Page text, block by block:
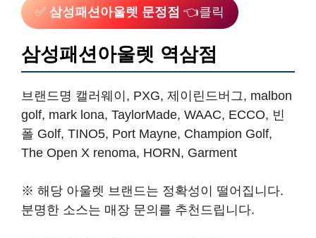
✅ 삼성패션아울렛 문정점 👈클릭
삼성패션아울렛 역삼점
브랜드명 캘러웨이, PXG, 제이린드버그, malbon
golf, mark lona, TaylorMade, WAAC, ECCO, 빈
폴 Golf, TINO5, Port Mayne, Champion Golf,
The Open X renoma, HORN, Garment
※ 해당 아울렛 브랜드는 정확성이 떨어집니다.
분명한 소스는 매장 문의를 추천드립니다.